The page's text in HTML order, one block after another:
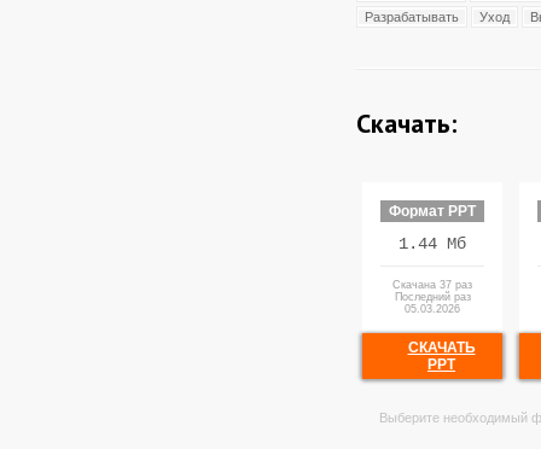
Разрабатывать
Уход
Скачать:
Формат PPT
1.44 Мб
Скачана 37 раз
Последний раз
05.03.2026
СКАЧАТЬ
PPT
Выберите необходимый